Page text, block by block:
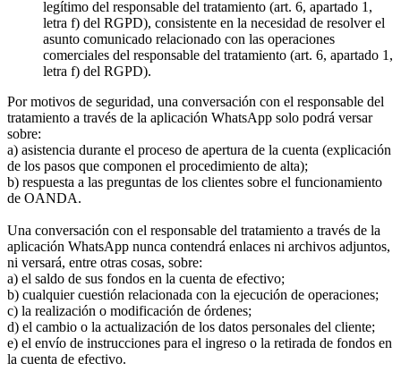
legítimo del responsable del tratamiento (art. 6, apartado 1,
letra f) del RGPD), consistente en la necesidad de resolver el
asunto comunicado relacionado con las operaciones
comerciales del responsable del tratamiento (art. 6, apartado 1,
letra f) del RGPD).
Por motivos de seguridad, una conversación con el responsable del
tratamiento a través de la aplicación WhatsApp solo podrá versar
sobre:
a) asistencia durante el proceso de apertura de la cuenta (explicación
de los pasos que componen el procedimiento de alta);
b) respuesta a las preguntas de los clientes sobre el funcionamiento
de OANDA.
Una conversación con el responsable del tratamiento a través de la
aplicación WhatsApp nunca contendrá enlaces ni archivos adjuntos,
ni versará, entre otras cosas, sobre:
a) el saldo de sus fondos en la cuenta de efectivo;
b) cualquier cuestión relacionada con la ejecución de operaciones;
c) la realización o modificación de órdenes;
d) el cambio o la actualización de los datos personales del cliente;
e) el envío de instrucciones para el ingreso o la retirada de fondos en
la cuenta de efectivo.